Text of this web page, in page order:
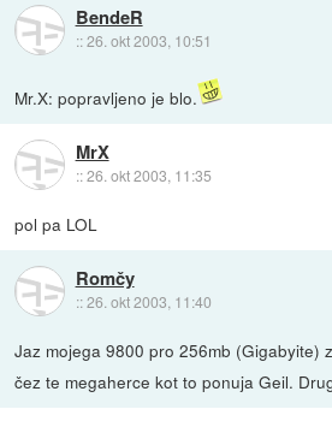
BendeR
::26. okt 2003, 10:51
Mr.X: popravljeno je blo.
MrX
::26. okt 2003, 11:35
pol pa LOL
Romčy
::26. okt 2003, 11:40
Jaz mojega 9800 pro 256mb (Gigabyite)
čez te megaherce kot to ponuja Geil.